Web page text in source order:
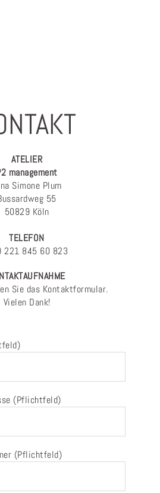
ATELIER
management
Simone Plum
55
50829 Köln
TELEFON
221 845 60 823
Sie das Kontaktformular.
Vielen Dank!
(Pflichtfeld)
(Pflichtfeld)